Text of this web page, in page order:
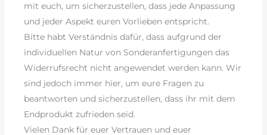
mit euch, um sicherzustellen, dass jede Anpassung
und jeder Aspekt euren Vorlieben entspricht.
Bitte habt Verständnis dafür, dass aufgrund der
individuellen Natur von Sonderanfertigungen das
Widerrufsrecht nicht angewendet werden kann. Wir
sind jedoch immer hier, um eure Fragen zu
beantworten und sicherzustellen, dass ihr mit dem
Endprodukt zufrieden seid.
Vielen Dank für euer Vertrauen und euer